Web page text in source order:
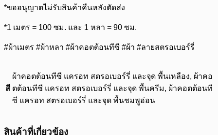
*ขออนุญาตไม่รับสินค้าคืนหลังตัดส่ง
*1 เมตร = 100 ซม. และ 1 หลา = 90 ซม.
#ผ้าเมตร #ผ้าหลา #ผ้าคอตต้อนทีซี #ผ้า #ลายสตรอเบอร์รี่
สี
ผ้าคอตต้อนทีซี แครอท สตรอเบอร์รี่ และจุด พื้นเหลือง, ผ้าคอ
ตต้อนทีซี แครอท สตรอเบอร์รี่ และจุด พื้นครีม, ผ้าคอตต้อนที
ซี แครอท สตรอเบอร์รี่ และจุด พื้นชมพูอ่อน
สินค้าที่เกี่ยวข้อง